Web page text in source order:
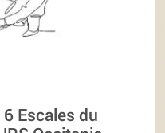
Escales du